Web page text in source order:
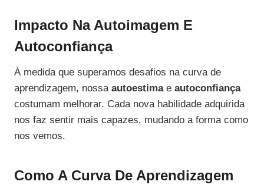
Impacto Na Autoimagem E
Autoconfiança
À medida que superamos desafios na curva de
aprendizagem, nossa autoestimae autoconfiança
costumam melhorar. Cada nova habilidade adquirida
nos faz sentir mais capazes, mudando a forma como
nos vemos.
Como A Curva De Aprendizagem